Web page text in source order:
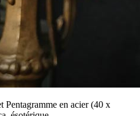
Pentagramme en acier (40 x